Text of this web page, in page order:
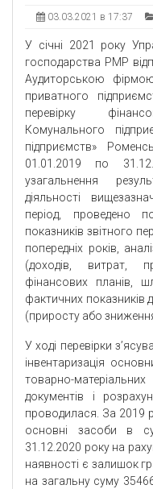
03.03.2021 в 17:37
У січні 2021 року
господарства РМР
Аудиторською
приватного
перевірку
Комунального
підприємств»
01.01.2019 по
узагальнення
діяльності
період, проведено
показників звітного
попередніх років,
(доходів, витрат,
фінансових планів,
фактичних показників
(приросту або
У ході перевірки
інвентаризація
товарно-
документів і
проводилася. За 2019
основні засоби в
31.12.2020 року на
наявності є залишок
на загальну суму